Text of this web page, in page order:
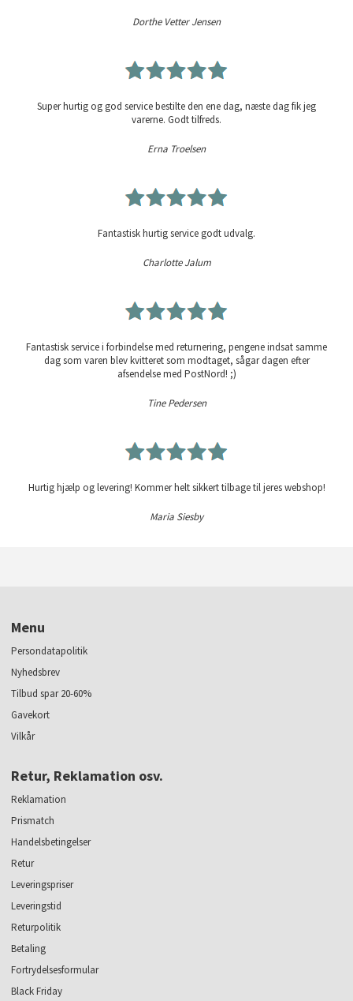
Dorthe Vetter Jensen
Super hurtig og god service bestilte den ene dag, næste dag fik jeg
varerne. Godt tilfreds.
Erna Troelsen
Fantastisk hurtig service godt udvalg.
Charlotte Jalum
Fantastisk service i forbindelse med returnering, pengene indsat samme
dag som varen blev kvitteret som modtaget, sågar dagen efter
afsendelse med PostNord! ;)
Tine Pedersen
Hurtig hjælp og levering! Kommer helt sikkert tilbage til jeres webshop!
Maria Siesby
Menu
Persondatapolitik
Nyhedsbrev
Tilbud spar 20-60%
Gavekort
Vilkår
Retur, Reklamation osv.
Reklamation
Prismatch
Handelsbetingelser
Retur
Leveringspriser
Leveringstid
Returpolitik
Betaling
Fortrydelsesformular
Black Friday